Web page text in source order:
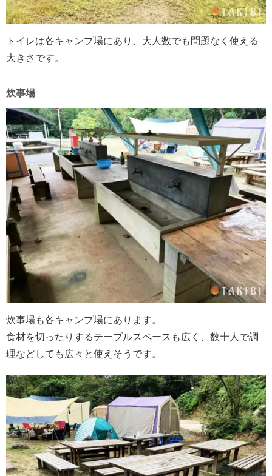
トイレは各キャンプ場にあり、大人数でも問題なく使える
大きさです。
炊事場
炊事場も各キャンプ場にあります。
食材を切ったりするテーブルスペースも広く、数十人で調
理などしても広々と使えそうです。